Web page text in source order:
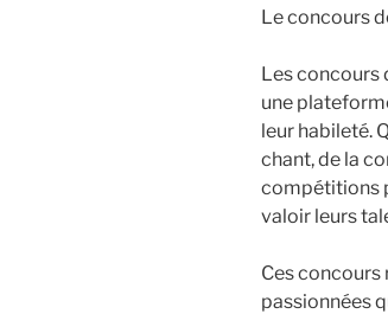
Le concours
Les concours
une
leur habileté.
chant, de la
compétitions
valoir leurs
Ces concours
passionnées